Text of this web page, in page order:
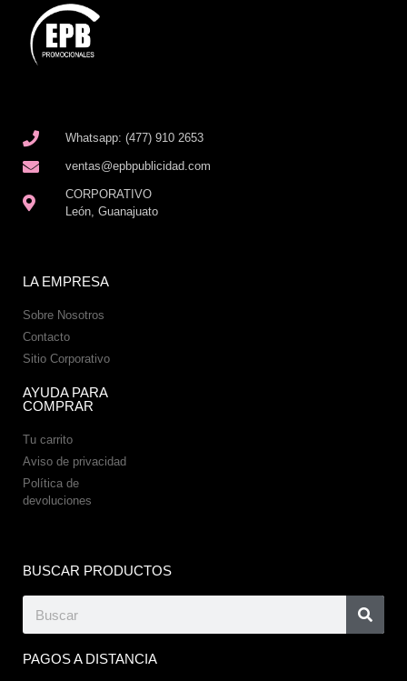
Whatsapp: (477) 910 2653
ventas@epbpublicidad.com
CORPORATIVO
León, Guanajuato
LA EMPRESA
Sobre Nosotros
Contacto
Sitio Corporativo
AYUDA PARA
COMPRAR
Tu carrito
Aviso de privacidad
Política de
devoluciones
BUSCAR PRODUCTOS
PAGOS A DISTANCIA